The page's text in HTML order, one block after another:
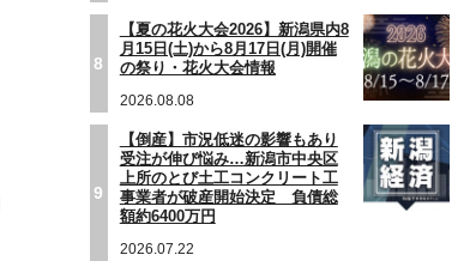
8
【夏の花火大会2026】新潟県内8
月15日(土)から8月17日(月)開催
の祭り・花火大会情報
2026.08.08
9
【倒産】市況低迷の影響もあり
受注が伸び悩み…新潟市中央区
上所のとび土工コンクリート工
事業者が破産開始決定 負債総
額約6400万円
2026.07.22